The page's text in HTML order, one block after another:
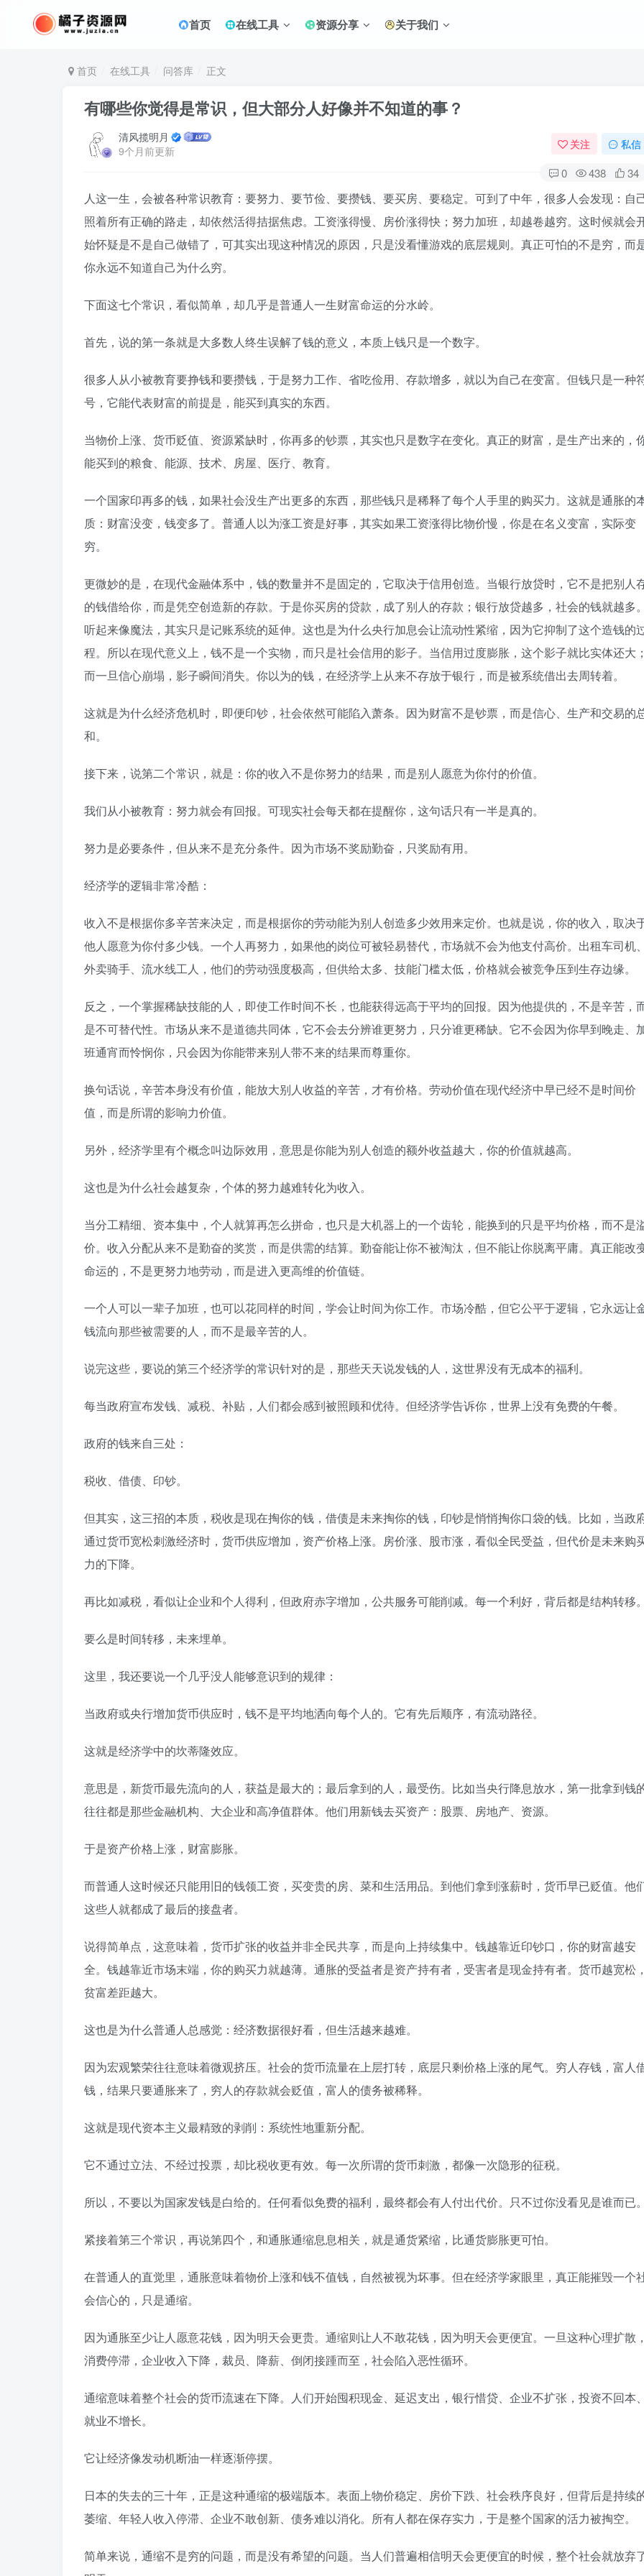
首页 在线工具 资源分享 关于我们
首页 在线工具 问答库 正文
有哪些你觉得是常识，但大部分人好像并不知道的事？
清风揽明月
9个月前更新
关注 私信
0 438 34
人这一生，会被各种常识教育：要努力、要节俭、要攒钱、要买房、要稳定。可到了中年，很多人会发现：自
照着所有正确的路走，却依然活得拮据焦虑。工资涨得慢、房价涨得快；努力加班，却越卷越穷。这时候就会
始怀疑是不是自己做错了，可其实出现这种情况的原因，只是没看懂游戏的底层规则。真正可怕的不是穷，而
你永远不知道自己为什么穷。
下面这七个常识，看似简单，却几乎是普通人一生财富命运的分水岭。
首先，说的第一条就是大多数人终生误解了钱的意义，本质上钱只是一个数字。
很多人从小被教育要挣钱和要攒钱，于是努力工作、省吃俭用、存款增多，就以为自己在变富。但钱只是一种
号，它能代表财富的前提是，能买到真实的东西。
当物价上涨、货币贬值、资源紧缺时，你再多的钞票，其实也只是数字在变化。真正的财富，是生产出来的，
能买到的粮食、能源、技术、房屋、医疗、教育。
一个国家印再多的钱，如果社会没生产出更多的东西，那些钱只是稀释了每个人手里的购买力。这就是通胀的
质：财富没变，钱变多了。普通人以为涨工资是好事，其实如果工资涨得比物价慢，你是在名义变富，实际变
穷。
更微妙的是，在现代金融体系中，钱的数量并不是固定的，它取决于信用创造。当银行放贷时，它不是把别人
的钱借给你，而是凭空创造新的存款。于是你买房的贷款，成了别人的存款；银行放贷越多，社会的钱就越多
听起来像魔法，其实只是记账系统的延伸。这也是为什么央行加息会让流动性紧缩，因为它抑制了这个造钱的
程。所以在现代意义上，钱不是一个实物，而只是社会信用的影子。当信用过度膨胀，这个影子就比实体还大
而一旦信心崩塌，影子瞬间消失。你以为的钱，在经济学上从来不存放于银行，而是被系统借出去周转着。
这就是为什么经济危机时，即便印钞，社会依然可能陷入萧条。因为财富不是钞票，而是信心、生产和交易的
和。
接下来，说第二个常识，就是：你的收入不是你努力的结果，而是别人愿意为你付的价值。
我们从小被教育：努力就会有回报。可现实社会每天都在提醒你，这句话只有一半是真的。
努力是必要条件，但从来不是充分条件。因为市场不奖励勤奋，只奖励有用。
经济学的逻辑非常冷酷：
收入不是根据你多辛苦来决定，而是根据你的劳动能为别人创造多少效用来定价。也就是说，你的收入，取决
他人愿意为你付多少钱。一个人再努力，如果他的岗位可被轻易替代，市场就不会为他支付高价。出租车司机
外卖骑手、流水线工人，他们的劳动强度极高，但供给太多、技能门槛太低，价格就会被竞争压到生存边缘。
反之，一个掌握稀缺技能的人，即使工作时间不长，也能获得远高于平均的回报。因为他提供的，不是辛苦，
是不可替代性。市场从来不是道德共同体，它不会去分辨谁更努力，只分谁更稀缺。它不会因为你早到晚走、
班通宵而怜悯你，只会因为你能带来别人带不来的结果而尊重你。
换句话说，辛苦本身没有价值，能放大别人收益的辛苦，才有价格。劳动价值在现代经济中早已经不是时间价
值，而是所谓的影响力价值。
另外，经济学里有个概念叫边际效用，意思是你能为别人创造的额外收益越大，你的价值就越高。
这也是为什么社会越复杂，个体的努力越难转化为收入。
当分工精细、资本集中，个人就算再怎么拼命，也只是大机器上的一个齿轮，能换到的只是平均价格，而不是
价。收入分配从来不是勤奋的奖赏，而是供需的结算。勤奋能让你不被淘汰，但不能让你脱离平庸。真正能改
命运的，不是更努力地劳动，而是进入更高维的价值链。
一个人可以一辈子加班，也可以花同样的时间，学会让时间为你工作。市场冷酷，但它公平于逻辑，它永远让
钱流向那些被需要的人，而不是最辛苦的人。
说完这些，要说的第三个经济学的常识针对的是，那些天天说发钱的人，这世界没有无成本的福利。
每当政府宣布发钱、减税、补贴，人们都会感到被照顾和优待。但经济学告诉你，世界上没有免费的午餐。
政府的钱来自三处：
税收、借债、印钞。
但其实，这三招的本质，税收是现在掏你的钱，借债是未来掏你的钱，印钞是悄悄掏你口袋的钱。比如，当政
通过货币宽松刺激经济时，货币供应增加，资产价格上涨。房价涨、股市涨，看似全民受益，但代价是未来购
力的下降。
再比如减税，看似让企业和个人得利，但政府赤字增加，公共服务可能削减。每一个利好，背后都是结构转移
要么是时间转移，未来埋单。
这里，我还要说一个几乎没人能够意识到的规律：
当政府或央行增加货币供应时，钱不是平均地洒向每个人的。它有先后顺序，有流动路径。
这就是经济学中的坎蒂隆效应。
意思是，新货币最先流向的人，获益是最大的；最后拿到的人，最受伤。比如当央行降息放水，第一批拿到钱
往往都是那些金融机构、大企业和高净值群体。他们用新钱去买资产：股票、房地产、资源。
于是资产价格上涨，财富膨胀。
而普通人这时候还只能用旧的钱领工资，买变贵的房、菜和生活用品。到他们拿到涨薪时，货币早已贬值。他
这些人就都成了最后的接盘者。
说得简单点，这意味着，货币扩张的收益并非全民共享，而是向上持续集中。钱越靠近印钞口，你的财富越安
全。钱越靠近市场末端，你的购买力就越薄。通胀的受益者是资产持有者，受害者是现金持有者。货币越宽松
贫富差距越大。
这也是为什么普通人总感觉：经济数据很好看，但生活越来越难。
因为宏观繁荣往往意味着微观挤压。社会的货币流量在上层打转，底层只剩价格上涨的尾气。穷人存钱，富人
钱，结果只要通胀来了，穷人的存款就会贬值，富人的债务被稀释。
这就是现代资本主义最精致的剥削：系统性地重新分配。
它不通过立法、不经过投票，却比税收更有效。每一次所谓的货币刺激，都像一次隐形的征税。
所以，不要以为国家发钱是白给的。任何看似免费的福利，最终都会有人付出代价。只不过你没看见是谁而已
紧接着第三个常识，再说第四个，和通胀通缩息息相关，就是通货紧缩，比通货膨胀更可怕。
在普通人的直觉里，通胀意味着物价上涨和钱不值钱，自然被视为坏事。但在经济学家眼里，真正能摧毁一个
会信心的，只是通缩。
因为通胀至少让人愿意花钱，因为明天会更贵。通缩则让人不敢花钱，因为明天会更便宜。一旦这种心理扩散
消费停滞，企业收入下降，裁员、降薪、倒闭接踵而至，社会陷入恶性循环。
通缩意味着整个社会的货币流速在下降。人们开始囤积现金、延迟支出，银行惜贷、企业不扩张，投资不回本
就业不增长。
它让经济像发动机断油一样逐渐停摆。
日本的失去的三十年，正是这种通缩的极端版本。表面上物价稳定、房价下跌、社会秩序良好，但背后是持续
萎缩、年轻人收入停滞、企业不敢创新、债务难以消化。所有人都在保存实力，于是整个国家的活力被掏空。
简单来说，通缩不是穷的问题，而是没有希望的问题。当人们普遍相信明天会更便宜的时候，整个社会就放弃